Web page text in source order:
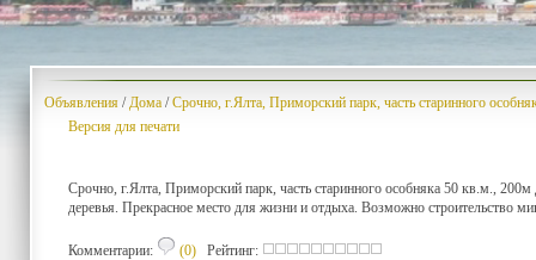
Объявления /Дома /Срочно, г.Ялта, Приморский парк, часть старинного
Версия для печати
Срочно, г.Ялта, Приморский парк, часть старинного особняка 50 кв.м.,
деревья. Прекрасное место для жизни и отдыха. Возможно строительство
Комментарии: (0) Рейтинг: